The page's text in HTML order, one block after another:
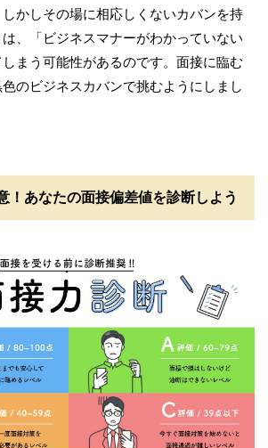
かしその場に相応しくないカバンを持
、「ビジネスマナーがわかっていない
まう可能性があるのです。面接に臨む
のビジネスカバンで挑むようにしまし
！あなたの面接偏差値を診断しよう